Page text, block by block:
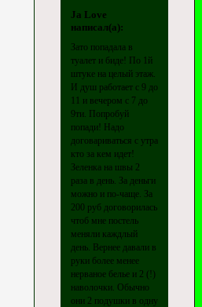
Ja Love
написал(а):
Зато попадала в
туалет и биде! По 1й
штуке на целый этаж.
И душ работает с 9 до
11 и вечером с 7 до
9ти. Попробуй
попади! Надо
договариваться с утра
кто за кем идет!
Зеленка на швы 2
раза в день. За деньги
можно и по-чаще. За
200 руб договорилась
чтоб мне постель
меняли каждлый
день. Вернее давали в
руки более менее
нерваное белье и 2 (!)
наволочки. Обычно
они 2 подушки в одну